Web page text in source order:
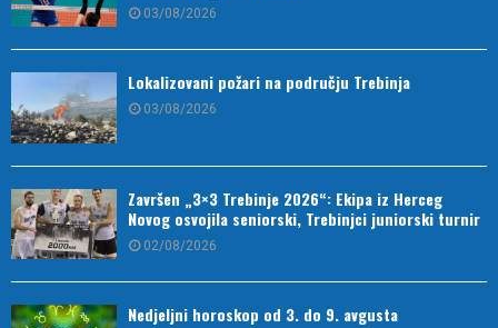
03/08/2026
Lokalizovani požari na području Trebinja
03/08/2026
Završen „3×3 Trebinje 2026“: Ekipa iz Herceg
Novog osvojila seniorski, Trebinjci juniorski turnir
02/08/2026
Nedjeljni horoskop od 3. do 9. avgusta